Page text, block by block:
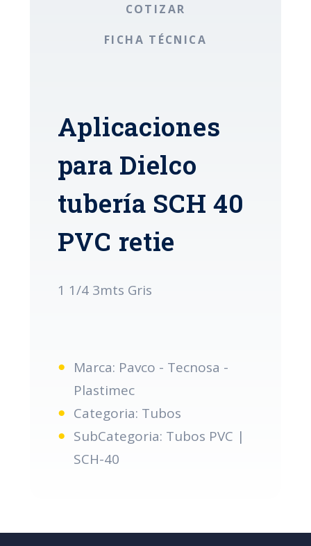
COTIZAR
FICHA TÉCNICA
Aplicaciones
para Dielco
tubería SCH 40
PVC retie
1 1/4 3mts Gris
Marca: Pavco - Tecnosa -
Plastimec
Categoria: Tubos
SubCategoria: Tubos PVC |
SCH-40